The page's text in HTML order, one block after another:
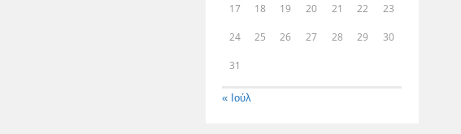
17 18 19 20 21 22 23
24 25 26 27 28 29 30
31
« Ιούλ